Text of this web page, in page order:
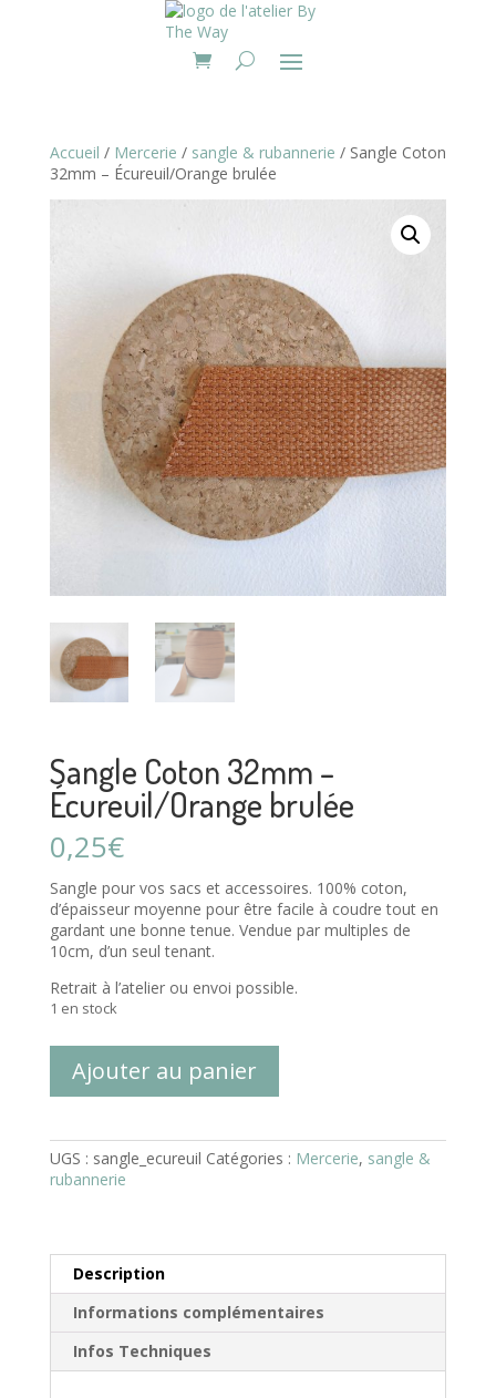
Accueil / Mercerie / sangle & rubannerie / Sangle Coton
32mm – Écureuil/Orange brulée
Sangle Coton 32mm –
Écureuil/Orange brulée
0,25€
Sangle pour vos sacs et accessoires. 100% coton,
d’épaisseur moyenne pour être facile à coudre tout en
gardant une bonne tenue. Vendue par multiples de
10cm, d’un seul tenant.
Retrait à l’atelier ou envoi possible.
1 en stock
Sangle
32mm
-
Écureuil/Orange
Ajouter au panier
UGS : sangle_ecureuil Catégories : Mercerie, sangle &
rubannerie
Description
Informations complémentaires
Infos Techniques